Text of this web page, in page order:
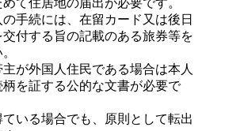
て住居地の届出が必要です。
手続には、在留カード又は後日
付する旨の記載のある旅券等を
が外国人住民である場合は本人
柄を証する公的な文書が必要で
いる場合でも、原則として転出